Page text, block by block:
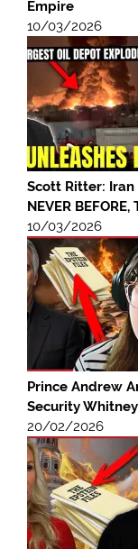
Empire
10/03/2026
Scott Ritter: Iran
NEVER
10/03/2026
Prince Andrew
Security
20/02/2026